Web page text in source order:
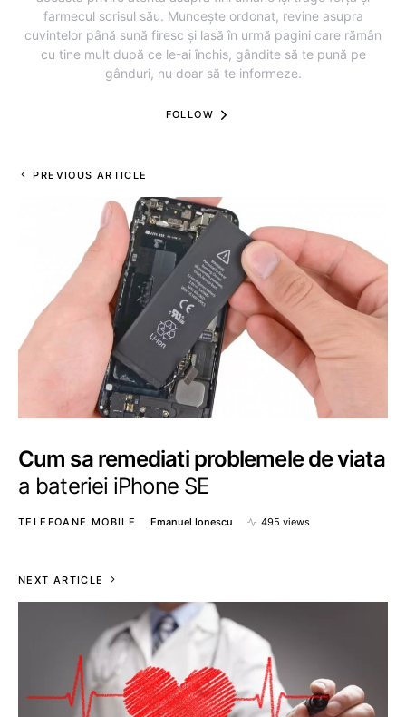
farmecul scrisul său. Muncește ordonat, revine asupra
cuvintelor până sună firesc și lasă în urmă pagini care rămân
cu tine mult după ce le-ai închis, gândite să te pună pe
gânduri, nu doar să te informeze.
FOLLOW
PREVIOUS ARTICLE
Cum sa remediati problemele de viata
a bateriei iPhone SE
TELEFOANE MOBILE Emanuel Ionescu 495 views
NEXT ARTICLE